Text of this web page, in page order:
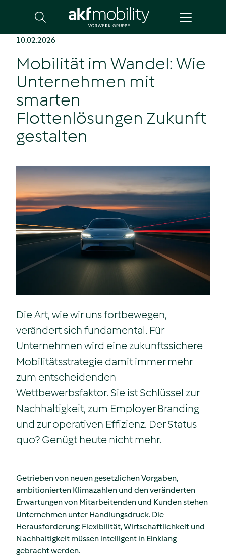
10.02.2026
Mobilität im Wandel: Wie
Unternehmen mit
smarten
Flottenlösungen Zukunft
gestalten
Die Art, wie wir uns fortbewegen,
verändert sich fundamental. Für
Unternehmen wird eine zukunftssichere
Mobilitätsstrategie damit immer mehr
zum entscheidenden
Wettbewerbsfaktor. Sie ist Schlüssel zur
Nachhaltigkeit, zum Employer Branding
und zur operativen Effizienz. Der Status
quo? Genügt heute nicht mehr.
Getrieben von neuen gesetzlichen Vorgaben,
ambitionierten Klimazahlen und den veränderten
Erwartungen von Mitarbeitenden und Kunden stehen
Unternehmen unter Handlungsdruck. Die
Herausforderung: Flexibilität, Wirtschaftlichkeit und
Nachhaltigkeit müssen intelligent in Einklang
gebracht werden.